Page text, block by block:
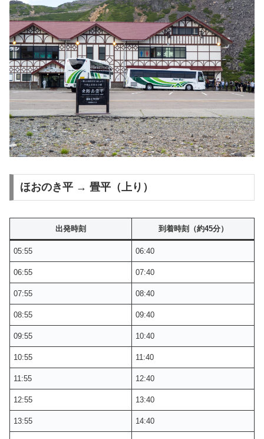
ほおのき平 → 畳平（上り）
出発時刻 到着時刻（約45分）
05:55 06:40
06:55 07:40
07:55 08:40
08:55 09:40
09:55 10:40
10:55 11:40
11:55 12:40
12:55 13:40
13:55 14:40